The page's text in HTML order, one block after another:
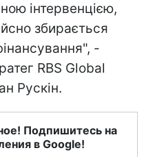
інтервенцією,
збирається
-
RBS Global
Рускін.
Подпишитесь на
в Google!